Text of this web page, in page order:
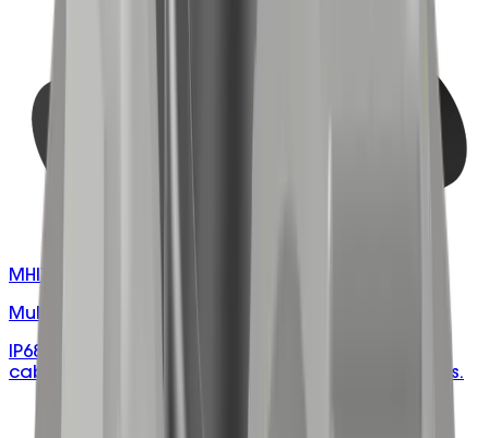
MHIXXXXXXXXXX
Multi-hole M25 Cable Gland Inserts & Plugs
IP68-rated NRB rubber inserts and plugs for M25
cable glands, available in 2–5 hole configurations.